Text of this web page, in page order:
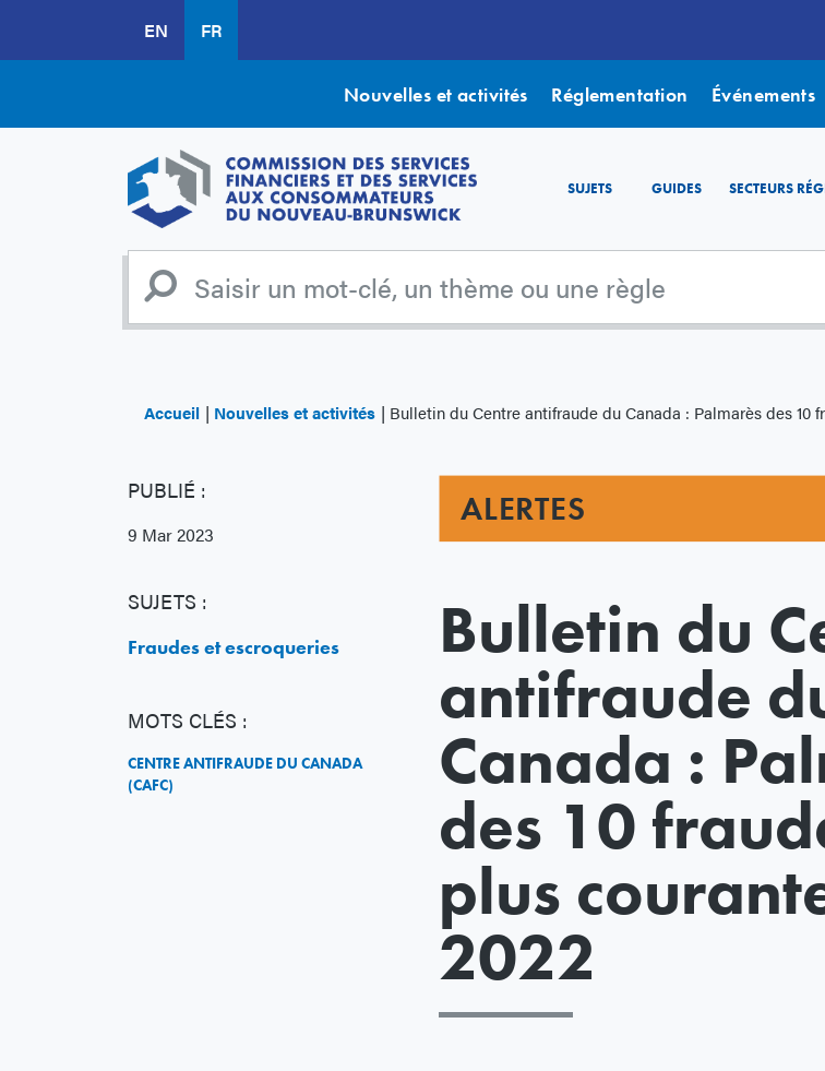
contenu
EN FR
Nouvelles et activités Réglementation Événements
SUJETS GUIDES SECTEURS
Accueil Nouvelles et activités Bulletin du Centre antifraude du Canada : Palmarès des 10 fraudes les plus
PUBLIÉ :
9 Mar 2023
SUJETS :
Fraudes et escroqueries
MOTS CLÉS :
CENTRE ANTIFRAUDE DU CANADA
(CAFC)
ALERTES
Bulletin du
antifraude
Canada :
des 10
plus
2022